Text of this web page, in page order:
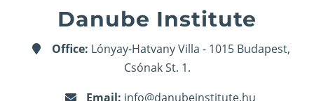
Danube Institute
Office: Lónyay-Hatvany Villa - 1015 Budapest,
Csónak St. 1.
Email: info@danubeinstitute.hu